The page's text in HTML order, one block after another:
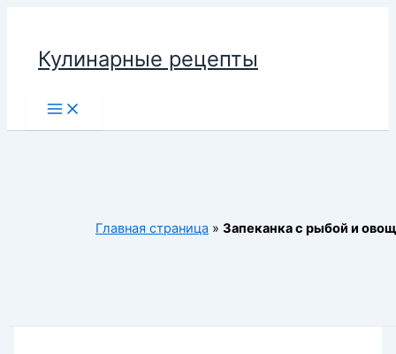
содержимому
Кулинарные рецепты
Main
Menu
Главная страница » Запеканка с рыбой и